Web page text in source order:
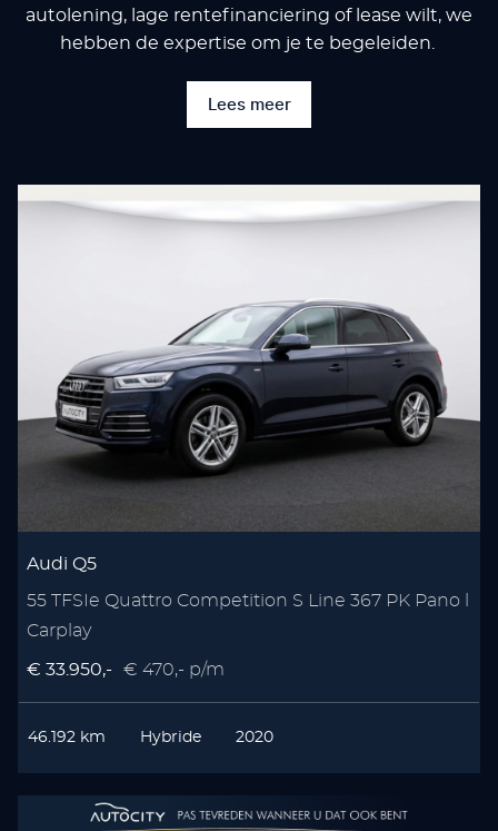
autolening, lage rentefinanciering of lease wilt, we
hebben de expertise om je te begeleiden.
Lees meer
Audi Q5
55 TFSIe Quattro Competition S Line 367 PK Pano l
Carplay
€ 33.950,- € 470,- p/m
46.192 km Hybride 2020